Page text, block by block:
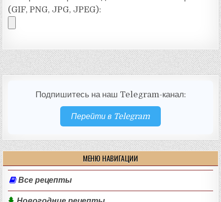
(GIF, PNG, JPG, JPEG):
Подпишитесь на наш Telegram-канал:
Перейти в Telegram
МЕНЮ НАВИГАЦИИ
Все рецепты